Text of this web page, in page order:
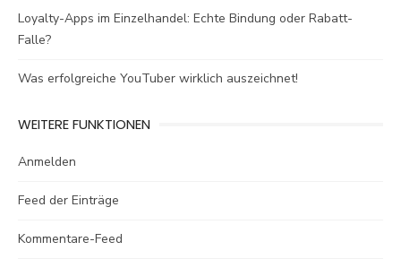
Loyalty-Apps im Einzelhandel: Echte Bindung oder Rabatt-
Falle?
Was erfolgreiche YouTuber wirklich auszeichnet!
WEITERE FUNKTIONEN
Anmelden
Feed der Einträge
Kommentare-Feed